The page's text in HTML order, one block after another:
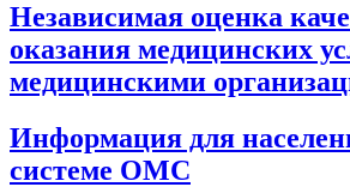
Независимая оценка
оказания медицинских
медицинскими
Информация для
системе ОМС